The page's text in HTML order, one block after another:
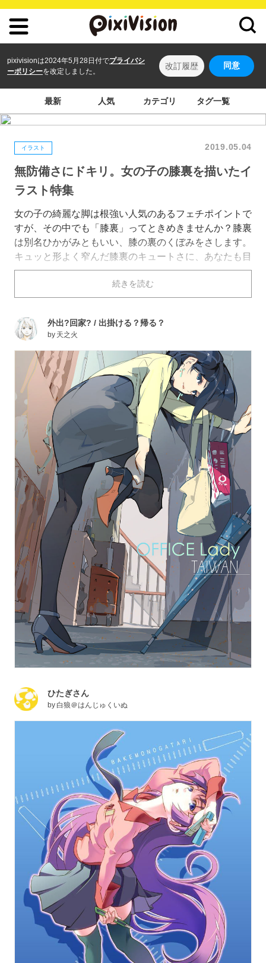
pixivisionは2024年5月28日付でプライバシ
ーポリシーを改定しました。
改訂履歴 同意
最新 人気 カテゴリ タグ一覧
イラスト 2019.05.04
無防備さにドキリ。女の子の膝裏を描いたイ
ラスト特集
女の子の綺麗な脚は根強い人気のあるフェチポイントで
すが、その中でも「膝裏」ってときめきませんか？膝裏
は別名ひかがみともいい、膝の裏のくぼみをさします。
キュッと形よく窄んだ膝裏のキュートさに、あなたも目
を奪われること間違いなしです！
本日は女の子の膝裏を描いたイラストを特集しました。
それではご覧ください。
続きを読む
外出?回家? / 出掛ける？帰る？
by 天之火
ひたぎさん
by 白狼＠はんじゅくいぬ